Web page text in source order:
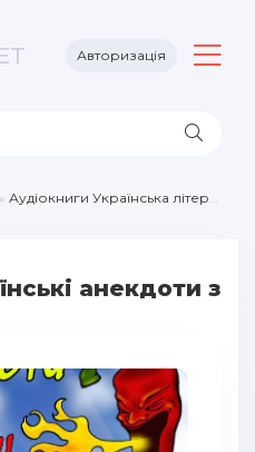
Авторизація
» Аудіокниги Українська література
анекдоти з